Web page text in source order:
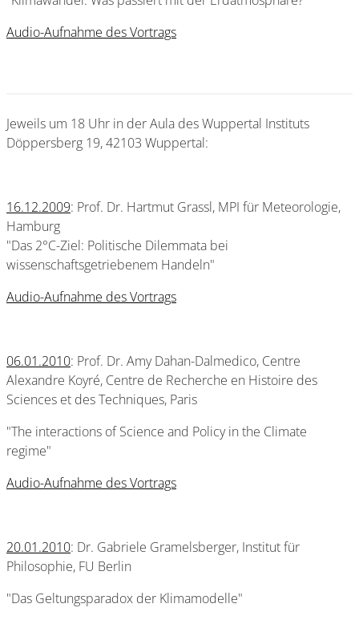
Audio-Aufnahme des Vortrags
Jeweils um 18 Uhr in der Aula des Wuppertal Instituts
Döppersberg 19, 42103 Wuppertal:
16.12.2009: Prof. Dr. Hartmut Grassl, MPI für Meteorologie,
Hamburg
"Das 2°C-Ziel: Politische Dilemmata bei
wissenschaftsgetriebenem Handeln"
Audio-Aufnahme des Vortrags
06.01.2010: Prof. Dr. Amy Dahan-Dalmedico, Centre
Alexandre Koyré, Centre de Recherche en Histoire des
Sciences et des Techniques, Paris
"The interactions of Science and Policy in the Climate
regime"
Audio-Aufnahme des Vortrags
20.01.2010: Dr. Gabriele Gramelsberger, Institut für
Philosophie, FU Berlin
"Das Geltungsparadox der Klimamodelle"